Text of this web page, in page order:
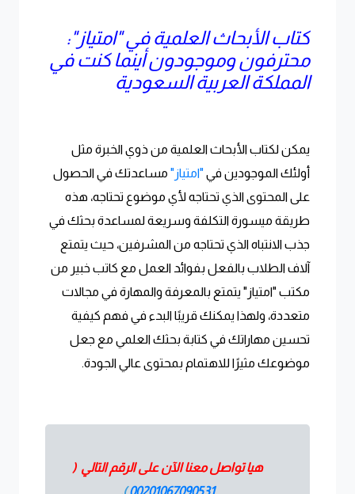
كتاب الأبحاث العلمية في "امتياز":
محترفون وموجودون أينما كنت في
المملكة العربية السعودية
يمكن لكتاب الأبحاث العلمية من ذوي الخبرة مثل
أولئك الموجودين في "امتياز" مساعدتك في الحصول
على المحتوى الذي تحتاجه لأي موضوع تحتاجه، هذه
طريقة ميسورة التكلفة وسريعة لمساعدة بحثك في
جذب الانتباه الذي تحتاجه من المشرفين، حيث يتمتع
آلاف الطلاب بالفعل بفوائد العمل مع كاتب خبير من
مكتب "امتياز" يتمتع بالمعرفة والمهارة في مجالات
متعددة، ولهذا يمكنك قريبًا البدء في فهم كيفية
تحسين مهاراتك في كتابة بحثك العلمي مع جعل
موضوعك مثيرًا للاهتمام بمحتوى عالي الجودة.
هيا تواصل معنا الآن على الرقم التالي (
00201067090531
).